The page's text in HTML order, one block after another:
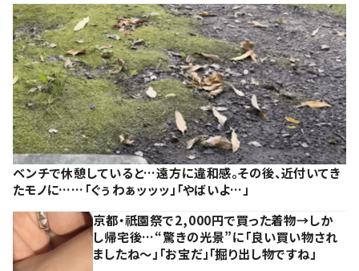
ベンチで休憩していると…遠方に違和感。その後、近付いてき
たモノに……「ぐぅわぁッッッ」「やばいよ…」
京都・祇園祭で2,000円で買った着物→しか
し帰宅後…“驚きの光景”に「良い買い物され
ましたね～」「お宝だ」「掘り出し物ですね」